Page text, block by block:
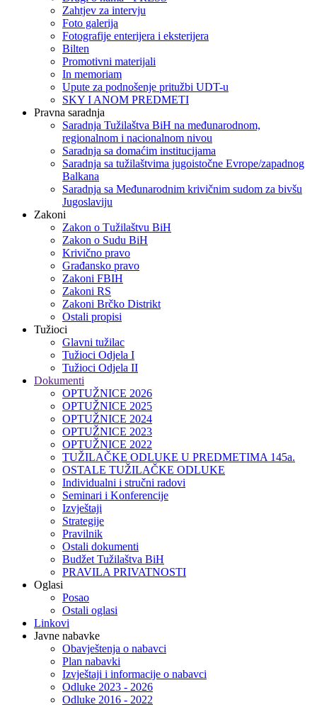
Zahtjev za intervju
Foto galerija
Fotografije enterijera i eksterijera
Bilten
Promotivni materijali
In memoriam
Upute za podnošenje pritužbi UDT-u
SKY I ANOM PREDMETI
Pravna saradnja
Saradnja Tužilaštva BiH na međunarodnom,
regionalnom i nacionalnom nivou
Saradnja sa domaćim institucijama
Saradnja sa tužilaštvima jugoistočne Evrope/zapadnog
Balkana
Saradnja sa Međunarodnim krivičnim sudom za bivšu
Jugoslaviju
Zakoni
Zakon o Тužilaštvu BiH
Zakon o Sudu BiH
Krivično pravo
Građansko pravo
Zakoni FBIH
Zakoni RS
Zakoni Brčko Distrikt
Ostali propisi
Tužioci
Glavni tužilac
Tužioci Odjela I
Tužioci Odjela II
Dokumenti
OPTUŽNICE 2026
OPTUŽNICE 2025
OPTUŽNICE 2024
OPTUŽNICE 2023
OPTUŽNICE 2022
TUŽILAČKE ODLUKE U PREDMETIMA 145a.
OSTALE TUŽILAČKE ODLUKE
Individualni i stručni radovi
Seminari i Konferencije
Izvještaji
Strategije
Pravilnik
Ostali dokumenti
Budžet Tužilaštva BiH
PRAVILA PRIVATNOSTI
Oglasi
Posao
Ostali oglasi
Linkovi
Javne nabavke
Obavještenja o nabavci
Plan nabavki
Izvještaji i informacije o nabavci
Odluke 2023 - 2026
Odluke 2016 - 2022